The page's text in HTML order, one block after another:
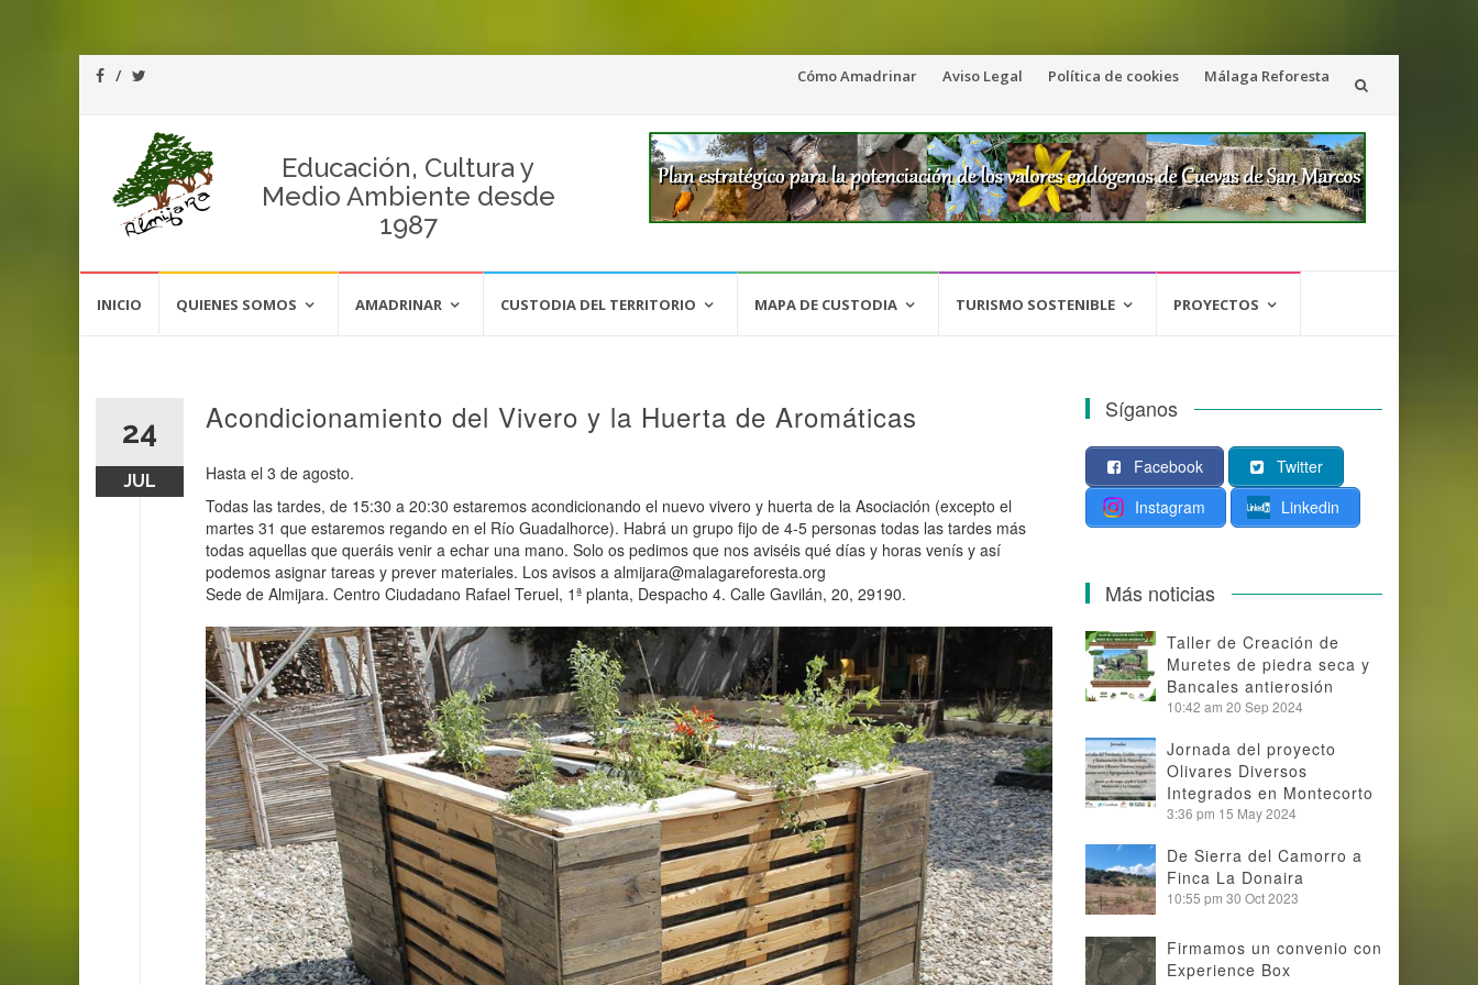
Saltar
contenido
Cómo Amadrinar Aviso Legal Política de cookies Málaga Reforesta
Educación, Cultura y
Medio Ambiente desde
1987
INICIO QUIENES SOMOS AMADRINAR CUSTODIA DEL TERRITORIO MAPA DE CUSTODIA TURISMO SOSTENIBLE PROYECTOS
24
JUL
Acondicionamiento del Vivero y la Huerta de Aromáticas
Hasta el 3 de agosto.
Todas las tardes, de 15:30 a 20:30 estaremos acondicionando el nuevo vivero y huerta de la Asociación (excepto el
martes 31 que estaremos regando en el Río Guadalhorce). Habrá un grupo fijo de 4-5 personas todas las tardes más
todas aquellas que queráis venir a echar una mano. Solo os pedimos que nos aviséis qué días y horas venís y así
podemos asignar tareas y prever materiales. Los avisos a almijara@malagareforesta.org
Sede de Almijara. Centro Ciudadano Rafael Teruel, 1ª planta, Despacho 4. Calle Gavilán, 20, 29190.
Síganos
Facebook
Twitter
Instagram
Linkedin
Más noticias
Taller de Creación de
Muretes de piedra seca y
Bancales antierosión
10:42 am 20 Sep 2024
Jornada del proyecto
Olivares Diversos
Integrados en Montecorto
3:36 pm 15 May 2024
De Sierra del Camorro a
Finca La Donaira
10:55 pm 30 Oct 2023
Firmamos un convenio con
Experience Box